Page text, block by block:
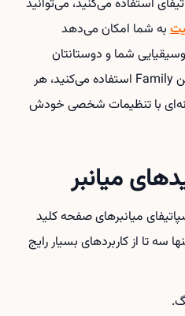
استفاده می‌کنید، می‌توانید
به شما امکان می‌دهد
شما و دوستانتان
ساخته شود. همچنین، اگر از پلن Family استفاده می‌کنید، هر
با تنظیمات شخصی خودش
میانبرهای صفحه کلید
سه تا از کاربرد‌های بسیار رایج